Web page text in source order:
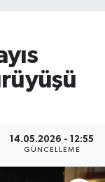
14.05.2026 - 12:55
GÜNCELLEME